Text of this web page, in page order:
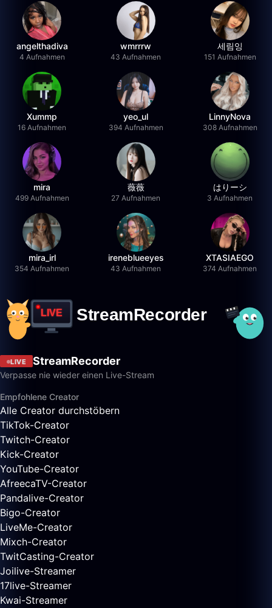
angelthadiva
4 Aufnahmen
wmrrrw
43 Aufnahmen
세림잉
151 Aufnahmen
Xummp
16 Aufnahmen
yeo_ul
394 Aufnahmen
LinnyNova
308 Aufnahmen
mira
499 Aufnahmen
薇薇
27 Aufnahmen
はりーシ
3 Aufnahmen
mira_irl
354 Aufnahmen
ireneblueeyes
43 Aufnahmen
XTASIAEGO
374 Aufnahmen
LIVE StreamRecorder
Verpasse nie wieder einen Live-Stream
Empfohlene Creator
Alle Creator durchstöbern
TikTok-Creator
Twitch-Creator
Kick-Creator
YouTube-Creator
AfreecaTV-Creator
Pandalive-Creator
Bigo-Creator
LiveMe-Creator
Mixch-Creator
TwitCasting-Creator
Joilive-Streamer
17live-Streamer
Kwai-Streamer